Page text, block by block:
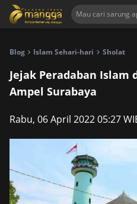
Blog Islam Sehari-hari Sholat
Jejak Peradaban Islam
Ampel Surabaya
Rabu, 06 April 2022 05:27